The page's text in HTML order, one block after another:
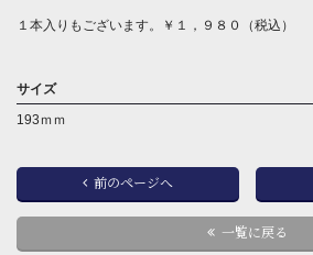
１本入りもございます。￥１，９８０（税込）
サイズ
193ｍｍ
前のページへ
一覧に戻る